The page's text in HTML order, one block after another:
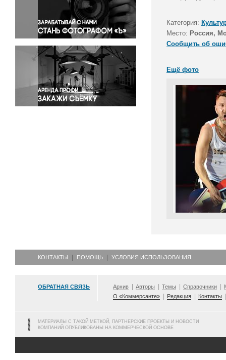
Правосудие
Происшествия и конфликты
Религия
Светская жизнь
Спорт
Экология
Экономика и бизнес
Категория:
Место: Россия,
Сообщить об
Ещё фото
КОНТАКТЫ ПОМОЩЬ УСЛОВИЯ ИСПОЛЬЗОВАНИЯ
ОБРАТНАЯ СВЯЗЬ Архив Авторы Темы Справочники
О «Коммерсанте»
Редакция Контакты
МАТЕРИАЛЫ С ТАКОЙ МЕТКОЙ, ПАРТНЕРСКИЕ ПРОЕКТЫ И НОВОСТИ
КОМПАНИЙ ОПУБЛИКОВАНЫ НА КОММЕРЧЕСКОЙ ОСНОВЕ